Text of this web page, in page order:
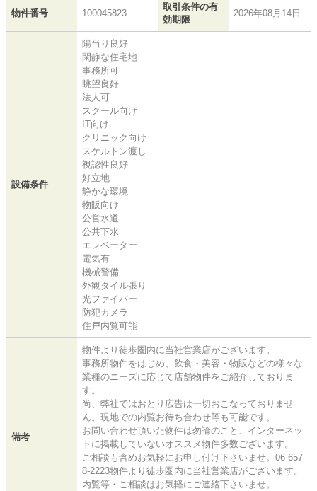
物件番号 100045823
取引条件の有
効期限
2026年08月14日
設備条件
陽当り良好
閑静な住宅地
事務所可
眺望良好
法人可
スクール向け
IT向け
クリニック向け
スケルトン渡し
視認性良好
好立地
静かな環境
物販向け
公営水道
公共下水
エレベーター
電気有
機械警備
外観タイル張り
光ファイバー
防犯カメラ
住戸内覧可能
備考
物件より徒歩圏内に当社営業店がございます。
事務所物件をはじめ、飲食・美容・物販などの様々な
業種のニーズに応じて店舗物件をご紹介しておりま
す。
尚、弊社ではおとり広告は一切おこなっておりませ
ん。現地での内覧お待ち合わせ等も可能です。
お問い合わせ頂いた物件は勿論のこと、インターネッ
トに掲載していないオススメ物件多数ございます。
ご相談も含めお気軽にお申し付け下さいませ。06-657
8-2223物件より徒歩圏内に当社営業店がございます。
内覧等・ご相談はお気軽にご連絡下さいませ。